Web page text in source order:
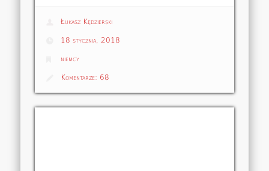
Łukasz Kędzierski
18 stycznia, 2018
niemcy
Komentarze: 68